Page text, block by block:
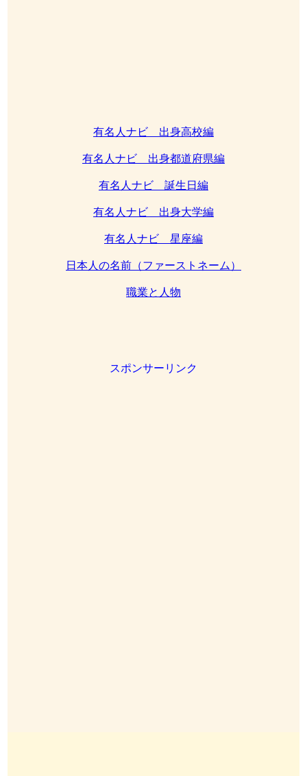
有名人ナビ 出身高校編
有名人ナビ 出身都道府県編
有名人ナビ 誕生日編
有名人ナビ 出身大学編
有名人ナビ 星座編
日本人の名前（ファーストネーム）
職業と人物
スポンサーリンク